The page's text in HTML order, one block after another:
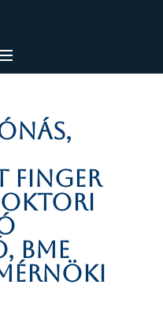
finger
BME